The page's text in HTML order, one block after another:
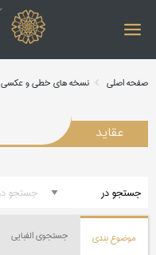
صفحه اصلی نسخه های خطی و عکسی
عقاید
موضوع بندی جستجوی الفبایی